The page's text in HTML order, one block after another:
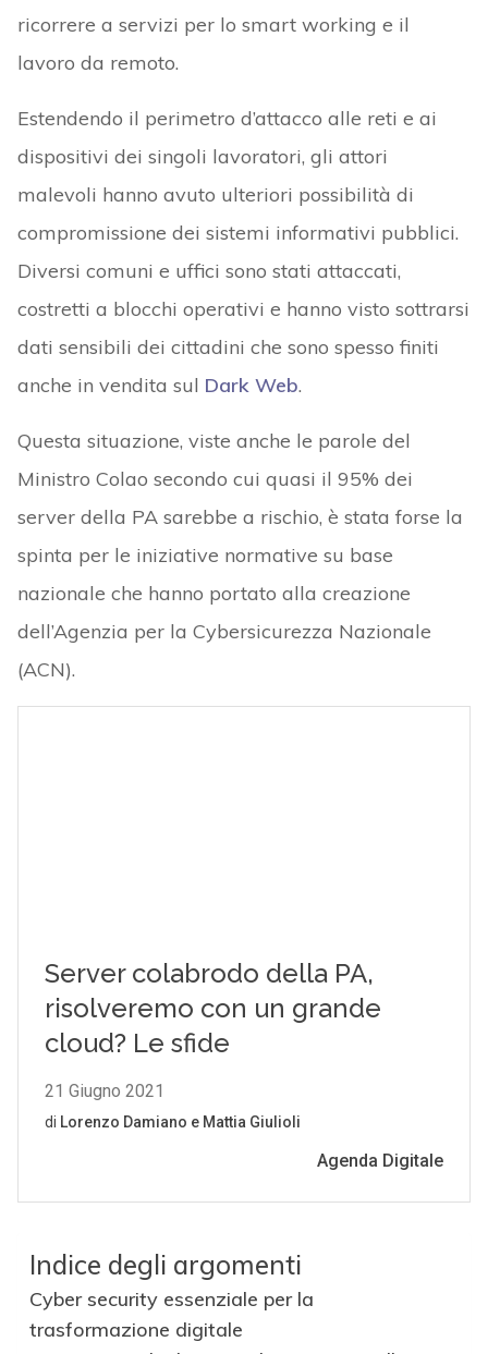
ricorrere a servizi per lo smart working e il
lavoro da remoto.
Estendendo il perimetro d’attacco alle reti e ai
dispositivi dei singoli lavoratori, gli attori
malevoli hanno avuto ulteriori possibilità di
compromissione dei sistemi informativi pubblici.
Diversi comuni e uffici sono stati attaccati,
costretti a blocchi operativi e hanno visto sottrarsi
dati sensibili dei cittadini che sono spesso finiti
anche in vendita sul Dark Web.
Questa situazione, viste anche le parole del
Ministro Colao secondo cui quasi il 95% dei
server della PA sarebbe a rischio, è stata forse la
spinta per le iniziative normative su base
nazionale che hanno portato alla creazione
dell’Agenzia per la Cybersicurezza Nazionale
(ACN).
Indice degli argomenti
Cyber security essenziale per la
trasformazione digitale